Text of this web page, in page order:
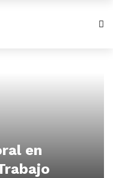
en